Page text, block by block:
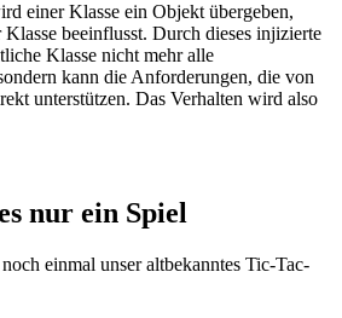
einer Klasse ein Objekt übergeben,
beeinflusst. Durch dieses injizierte
Klasse nicht mehr alle
kann die Anforderungen, die von
unterstützen. Das Verhalten wird also
nur ein Spiel
einmal unser altbekanntes Tic-Tac-